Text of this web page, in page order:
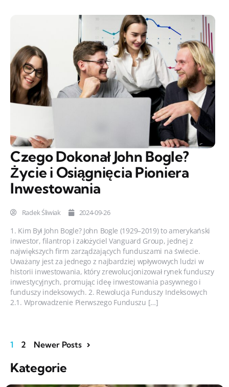
Czego Dokonał John Bogle?
Życie i Osiągnięcia Pioniera
Inwestowania
Radek Śliwiak 2024-09-26
1. Kim Był John Bogle? John Bogle (1929–2019) to amerykański
inwestor, filantrop i założyciel Vanguard Group, jednej z
największych firm zarządzających funduszami na świecie.
Uważany jest za jednego z najbardziej wpływowych ludzi w
historii inwestowania, który zrewolucjonizował rynek funduszy
inwestycyjnych, promując ideę inwestowania pasywnego i
funduszy indeksowych. 2. Rewolucja Funduszy Indeksowych
2.1. Wprowadzenie Pierwszego Funduszu […]
1 2 Newer Posts
Kategorie